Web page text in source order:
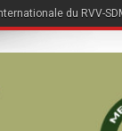
du RVV-